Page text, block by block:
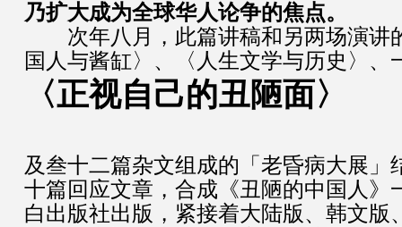
乃扩大成为全球华人论争的焦点。
次年八月，此篇讲稿和另两场演
国人与酱缸〉、〈人生文学与历史〉、
〈正视自己的丑陋面〉
及叁十二篇杂文组成的「老昏病大展」
十篇回应文章，合成《丑陋的中国人》
白出版社出版，紧接着大陆版、韩文版